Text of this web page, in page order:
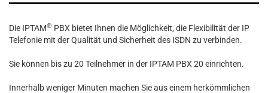
Die IPTAM® PBX bietet Ihnen die Möglichkeit, die Flexibilität der IP
Telefonie mit der Qualität und Sicherheit des ISDN zu verbinden.
Sie können bis zu 20 Teilnehmer in der IPTAM PBX 20 einrichten.
Innerhalb weniger Minuten machen Sie aus einem herkömmlichen